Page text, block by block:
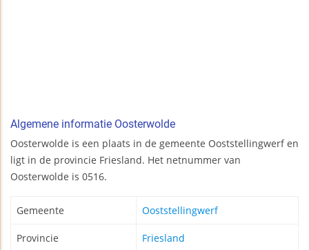
Algemene informatie Oosterwolde
Oosterwolde is een plaats in de gemeente Ooststellingwerf en
ligt in de provincie Friesland. Het netnummer van
Oosterwolde is 0516.
Gemeente Ooststellingwerf
Provincie Friesland